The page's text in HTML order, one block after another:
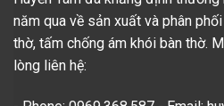
năm qua về sản xuất và phân
thờ, tấm chống ám khói bàn thờ.
lòng liên hệ: